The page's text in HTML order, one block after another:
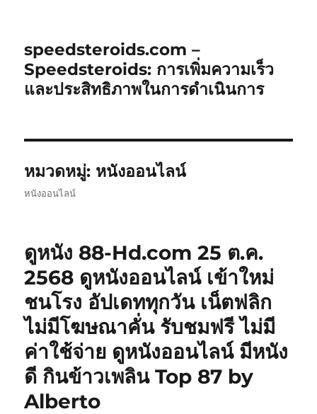
speedsteroids.com –
Speedsteroids: การเพิ่มความเร็ว
และประสิทธิภาพในการดำเนินการ
หมวดหมู่: หนังออนไลน์
หนังออนไลน์
ดูหนัง 88-Hd.com 25 ต.ค.
2568 ดูหนังออนไลน์ เข้าใหม่
ชนโรง อัปเดททุกวัน เน็ตฟลิก
ไม่มีโฆษณาคั่น รับชมฟรี ไม่มี
ค่าใช้จ่าย ดูหนังออนไลน์ มีหนัง
ดี กินข้าวเพลิน Top 87 by
Alberto